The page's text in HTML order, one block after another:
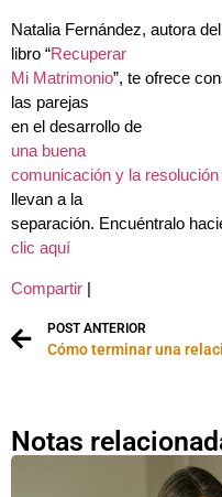
Natalia Fernández, autora del
libro “Recuperar
Mi Matrimonio”, te ofrece
las parejas
en el desarrollo de
una buena
comunicación y la
llevan a la
separación. Encuéntralo
clic aquí
Compartir
POST ANTERIOR
Notas